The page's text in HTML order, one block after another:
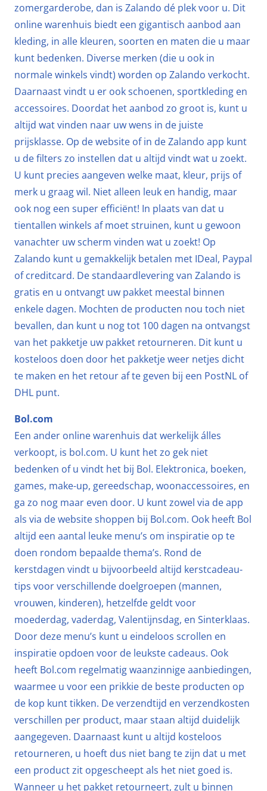
zomergarderobe, dan is Zalando dé plek voor u. Dit
online warenhuis biedt een gigantisch aanbod aan
kleding, in alle kleuren, soorten en maten die u maar
kunt bedenken. Diverse merken (die u ook in
normale winkels vindt) worden op Zalando verkocht.
Daarnaast vindt u er ook schoenen, sportkleding en
accessoires. Doordat het aanbod zo groot is, kunt u
altijd wat vinden naar uw wens in de juiste
prijsklasse. Op de website of in de Zalando app kunt
u de filters zo instellen dat u altijd vindt wat u zoekt.
U kunt precies aangeven welke maat, kleur, prijs of
merk u graag wil. Niet alleen leuk en handig, maar
ook nog een super efficiënt! In plaats van dat u
tientallen winkels af moet struinen, kunt u gewoon
vanachter uw scherm vinden wat u zoekt! Op
Zalando kunt u gemakkelijk betalen met IDeal, Paypal
of creditcard. De standaardlevering van Zalando is
gratis en u ontvangt uw pakket meestal binnen
enkele dagen. Mochten de producten nou toch niet
bevallen, dan kunt u nog tot 100 dagen na ontvangst
van het pakketje uw pakket retourneren. Dit kunt u
kosteloos doen door het pakketje weer netjes dicht
te maken en het retour af te geven bij een PostNL of
DHL punt.
Bol.com
Een ander online warenhuis dat werkelijk álles
verkoopt, is bol.com. U kunt het zo gek niet
bedenken of u vindt het bij Bol. Elektronica, boeken,
games, make-up, gereedschap, woonaccessoires, en
ga zo nog maar even door. U kunt zowel via de app
als via de website shoppen bij Bol.com. Ook heeft Bol
altijd een aantal leuke menu’s om inspiratie op te
doen rondom bepaalde thema’s. Rond de
kerstdagen vindt u bijvoorbeeld altijd kerstcadeau-
tips voor verschillende doelgroepen (mannen,
vrouwen, kinderen), hetzelfde geldt voor
moederdag, vaderdag, Valentijnsdag, en Sinterklaas.
Door deze menu’s kunt u eindeloos scrollen en
inspiratie opdoen voor de leukste cadeaus. Ook
heeft Bol.com regelmatig waanzinnige aanbiedingen,
waarmee u voor een prikkie de beste producten op
de kop kunt tikken. De verzendtijd en verzendkosten
verschillen per product, maar staan altijd duidelijk
aangegeven. Daarnaast kunt u altijd kosteloos
retourneren, u hoeft dus niet bang te zijn dat u met
een product zit opgescheept als het niet goed is.
Wanneer u het pakket retourneert, zult u binnen